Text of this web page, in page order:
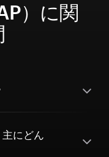
）に関
にどん